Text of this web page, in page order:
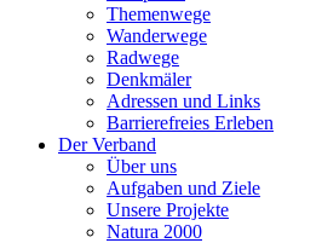
Themenwege
Wanderwege
Radwege
Denkmäler
Adressen und Links
Barrierefreies Erleben
Der Verband
Über uns
Aufgaben und Ziele
Unsere Projekte
Natura 2000